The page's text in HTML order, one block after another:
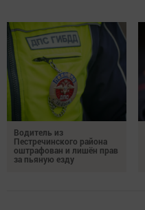
Водитель из
Пестречинского района
оштрафован и лишён прав
за пьяную езду